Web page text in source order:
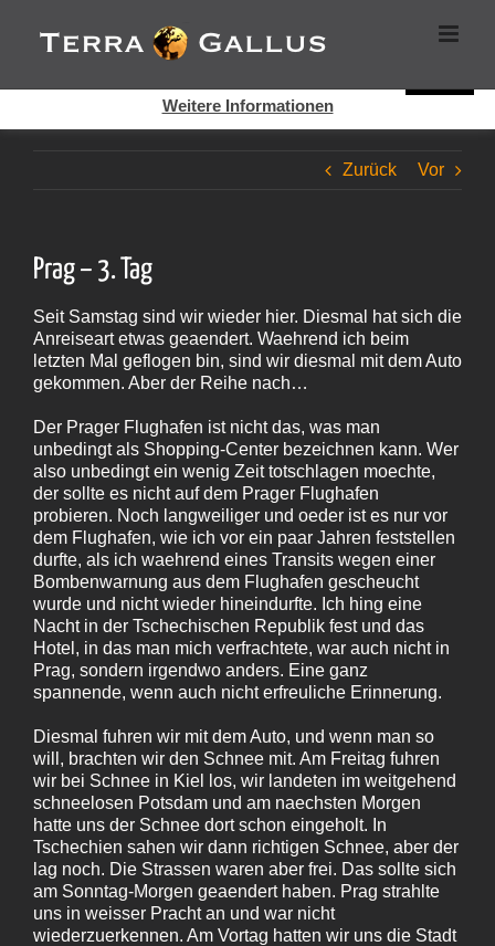
Inhalt
springen
Zurück Vor
Prag – 3. Tag
Seit Samstag sind wir wieder hier. Diesmal hat sich die
Anreiseart etwas geaendert. Waehrend ich beim
letzten Mal geflogen bin, sind wir diesmal mit dem Auto
gekommen. Aber der Reihe nach…
Der Prager Flughafen ist nicht das, was man
unbedingt als Shopping-Center bezeichnen kann. Wer
also unbedingt ein wenig Zeit totschlagen moechte,
der sollte es nicht auf dem Prager Flughafen
probieren. Noch langweiliger und oeder ist es nur vor
dem Flughafen, wie ich vor ein paar Jahren feststellen
durfte, als ich waehrend eines Transits wegen einer
Bombenwarnung aus dem Flughafen gescheucht
wurde und nicht wieder hineindurfte. Ich hing eine
Nacht in der Tschechischen Republik fest und das
Hotel, in das man mich verfrachtete, war auch nicht in
Prag, sondern irgendwo anders. Eine ganz
spannende, wenn auch nicht erfreuliche Erinnerung.
Diesmal fuhren wir mit dem Auto, und wenn man so
will, brachten wir den Schnee mit. Am Freitag fuhren
wir bei Schnee in Kiel los, wir landeten im weitgehend
schneelosen Potsdam und am naechsten Morgen
hatte uns der Schnee dort schon eingeholt. In
Tschechien sahen wir dann richtigen Schnee, aber der
lag noch. Die Strassen waren aber frei. Das sollte sich
am Sonntag-Morgen geaendert haben. Prag strahlte
uns in weisser Pracht an und war nicht
wiederzuerkennen. Am Vortag hatten wir uns die Stadt
Cookies helfen auf auf dieser Seite bei der Bereitstellung der
Dienste. Durch die Nutzung dieser Webseite erklären Sie sich
Weitere Informationen